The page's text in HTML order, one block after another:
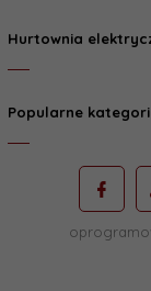
Hurtownia
Popularne